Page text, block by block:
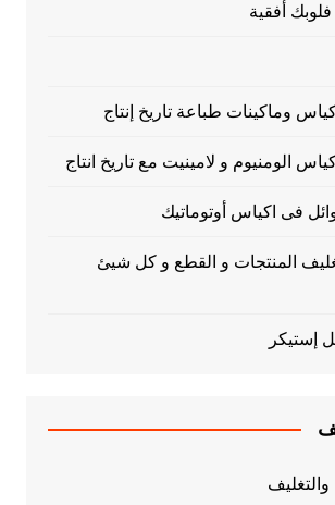
أفقية
وماكينات طباعة تاريخ إنتاج
الومنيوم و لامينيت مع تاريخ انتاج
فى اكياس أوتوماتيك
المنتجات و القطع و كل شيئ
إستيكر
والتغليف